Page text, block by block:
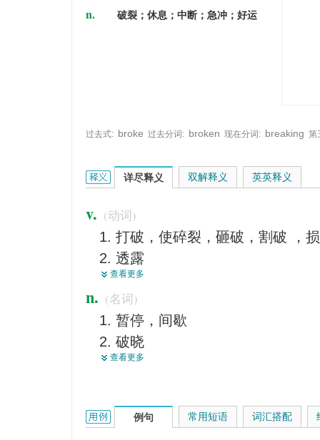
n. 破裂；休息；中断；急冲；好运
过去式: broke 过去分词: broken 现在分词: breaking 第
break的英文翻译是什么意思，词典释义与在线翻译
详尽释义
v. (动词)
打破，使碎裂，砸破，割破 ，
透露
违反，背弃
说出
破晓
使破产
中断，切断，中止
冲破
查看更多
n. (名词)
暂停，间歇
破晓
破裂
折断
裂缝
查看更多
双解释义 英英释义
break的用法和样例：
例句 常用短语 词汇搭配